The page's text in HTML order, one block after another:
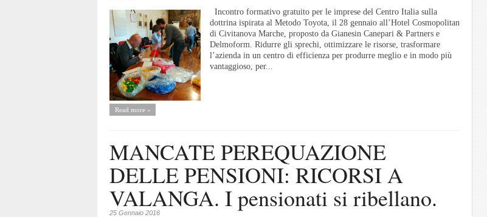
Incontro formativo gratuito per le imprese del Centro Italia sulla
dottrina ispirata al Metodo Toyota, il 28 gennaio all’Hotel Cosmopolitan
di Civitanova Marche, proposto da Gianesin Canepari & Partners e
Delmoform. Ridurre gli sprechi, ottimizzare le risorse, trasformare
l’azienda in un centro di efficienza per produrre meglio e in modo più
vantaggioso, per...
Read more »
MANCATE PEREQUAZIONE
DELLE PENSIONI: RICORSI A
VALANGA. I pensionati si ribellano.
25 Gennaio 2016